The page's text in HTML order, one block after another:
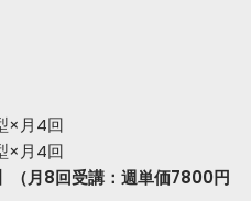
×月4回
×月4回
（月8回受講：週単価7800円